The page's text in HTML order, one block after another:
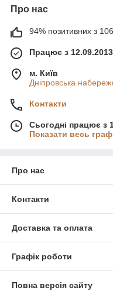
Про нас
94% позитивних з 106
Працює з 12.09.2013
м. Київ
Дніпровська
Контакти
Сьогодні працює з
Показати весь
Про нас
Контакти
Доставка та оплата
Графік роботи
Повна версія сайту